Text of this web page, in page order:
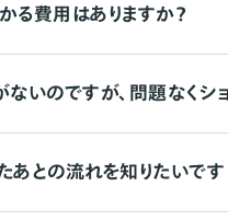
る費用はありますか？
いのですが、問題なくシ
あとの流れを知りたいです